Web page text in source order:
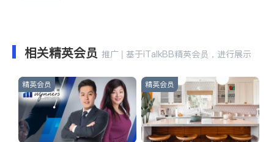
相关精英会员 推广 | 基于iTalkBB精英会员，进行展示
精英会员 精英会员